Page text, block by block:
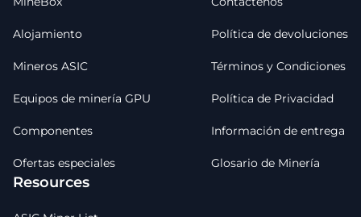
Alojamiento
Mineros ASIC
Equipos de minería GPU
Componentes
Ofertas especiales
Política de devoluciones
Términos y Condiciones
Política de Privacidad
Información de entrega
Glosario de Minería
Resources